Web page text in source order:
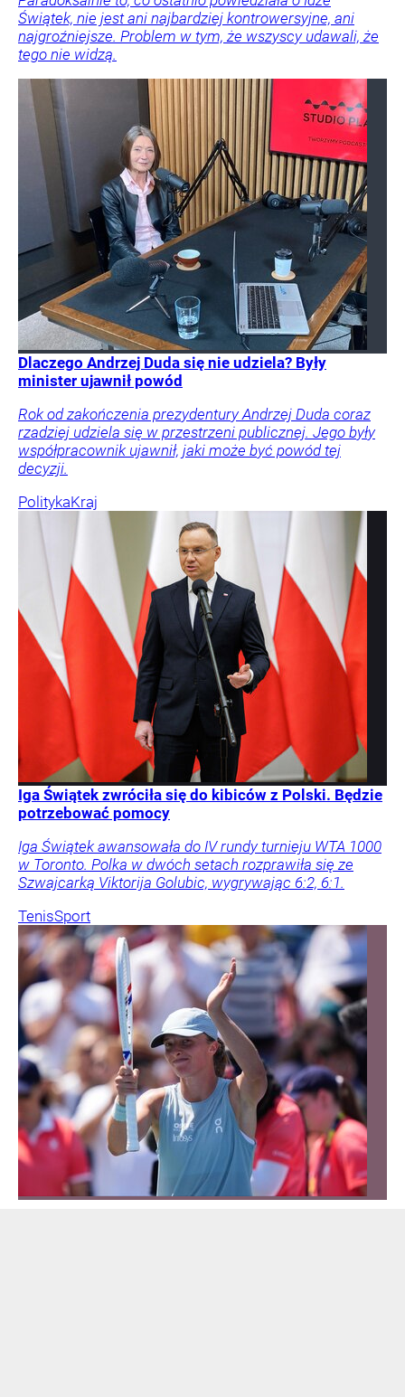
Świątek, nie jest ani najbardziej kontrowersyjne, ani
najgroźniejsze. Problem w tym, że wszyscy udawali, że
tego nie widzą.
Dlaczego Andrzej Duda się nie udziela? Były
minister ujawnił powód
Rok od zakończenia prezydentury Andrzej Duda coraz
rzadziej udziela się w przestrzeni publicznej. Jego były
współpracownik ujawnił, jaki może być powód tej
decyzji.
PolitykaKraj
Iga Świątek zwróciła się do kibiców z Polski. Będzie
potrzebować pomocy
Iga Świątek awansowała do IV rundy turnieju WTA 1000
w Toronto. Polka w dwóch setach rozprawiła się ze
Szwajcarką Viktorija Golubic, wygrywając 6:2, 6:1.
TenisSport